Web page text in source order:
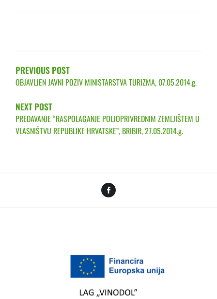
PREVIOUS POST
OBJAVLJEN JAVNI POZIV MINISTARSTVA TURIZMA, 07.05.2014.g.
NEXT POST
PREDAVANJE “RASPOLAGANJE POLJOPRIVREDNIM ZEMLJIŠTEM U
VLASNIŠTVU REPUBLIKE HRVATSKE”, BRIBIR, 27.05.2014.g.